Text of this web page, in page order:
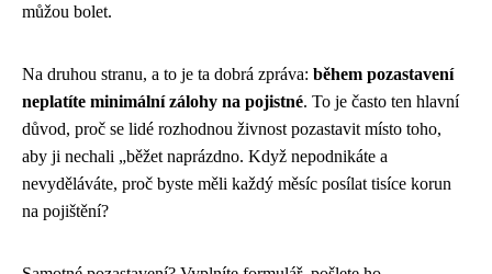
můžou bolet.
Na druhou stranu, a to je ta dobrá zpráva: během pozastavení
neplatíte minimální zálohy na pojistné. To je často ten hlavní
důvod, proč se lidé rozhodnou živnost pozastavit místo toho,
aby ji nechali „běžet naprázdno. Když nepodnikáte a
nevyděláváte, proč byste měli každý měsíc posílat tisíce korun
na pojištění?